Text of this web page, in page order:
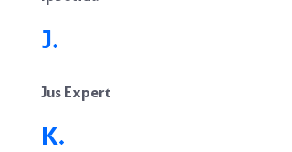
J.
Jus Expert
K.